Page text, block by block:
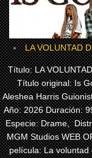
LA VOLUNTAD
Título: LA
Título original: Is
Aleshea Harris
Año: 2026 Duración:
Especie: Drame,
MGM Studios WEB
película: La voluntad